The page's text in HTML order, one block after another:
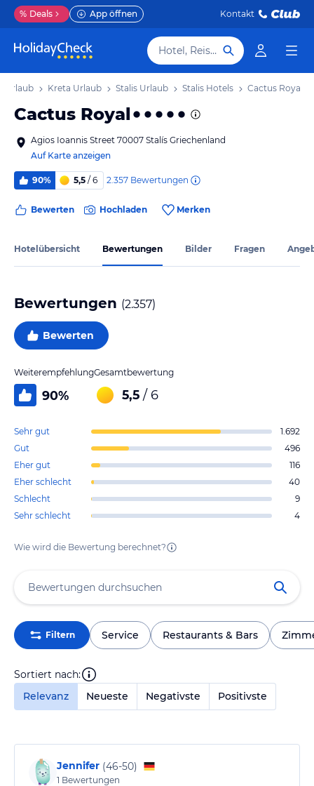
% Deals App öffnen Kontakt
Hotel, Reiseziel
Urlaub Kreta Urlaub Stalis Urlaub Stalis Hotels Cactus Royal
Cactus Royal
Agios Ioannis Street 70007 Stalís Griechenland
Auf Karte anzeigen
90% 5,5 / 6 2.357 Bewertungen
Bewerten Hochladen Merken
Hotelübersicht Bewertungen Bilder Fragen
Bewertungen (2.357)
Bewerten
Weiterempfehlung
90%
Gesamtbewertung
5,5 / 6
Sehr gut
1.692
Gut
496
Eher gut
116
Eher schlecht
40
Schlecht
9
Sehr schlecht
4
Wie wird die Bewertung berechnet?
Filtern Service Restaurants & Bars
Sortiert nach:
Relevanz
Neueste Negativste Positivste
Jennifer (46-50)
1 Bewertungen